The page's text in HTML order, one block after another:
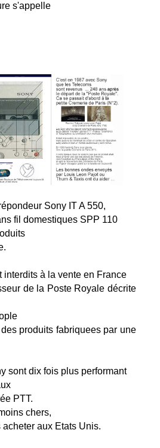
s'appelle
Sony IT A 550,
fil domestiques SPP 110
interdits à la vente en France
de la Poste Royale décrite
produits fabriquees par une
sont dix fois plus performant
PTT.
chers,
aux Etats Unis.